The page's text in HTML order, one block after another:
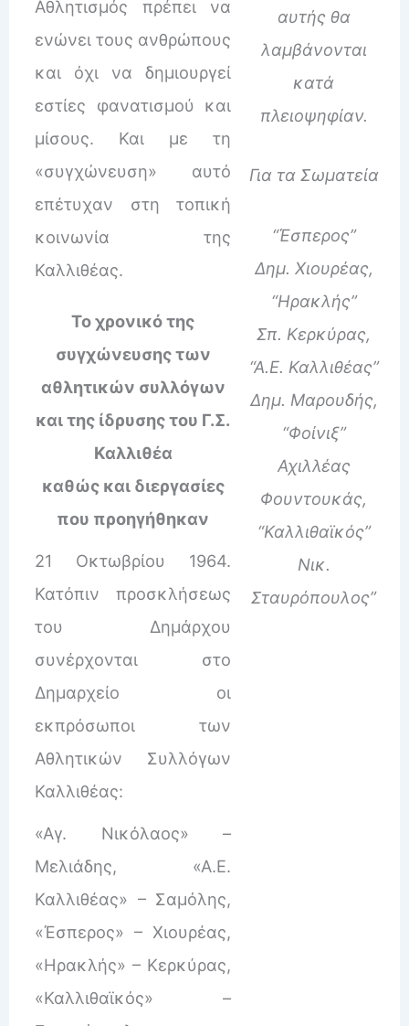
Αθλητισμός πρέπει να
ενώνει τους ανθρώπους
και όχι να δημιουργεί
εστίες φανατισμού και
μίσους. Και με τη
«συγχώνευση» αυτό
επέτυχαν στη τοπική
κοινωνία της
Καλλιθέας.
Το χρονικό της
συγχώνευσης των
αθλητικών συλλόγων
και της ίδρυσης του Γ.Σ.
Καλλιθέα
καθώς και διεργασίες
που προηγήθηκαν
21 Οκτωβρίου 1964.
Κατόπιν προσκλήσεως
του Δημάρχου
συνέρχονται στο
Δημαρχείο οι
εκπρόσωποι των
Αθλητικών Συλλόγων
Καλλιθέας:
«Αγ. Νικόλαος» –
Μελιάδης, «Α.Ε.
Καλλιθέας» – Σαμόλης,
«Έσπερος» – Χιουρέας,
«Ηρακλής» – Κερκύρας,
«Καλλιθαϊκός» –
αυτής θα
λαμβάνονται
κατά
πλειοψηφίαν.
Για τα Σωματεία
“Έσπερος”
Δημ. Χιουρέας,
“Ηρακλής”
Σπ. Κερκύρας,
“Α.Ε. Καλλιθέας”
Δημ. Μαρουδής,
“Φοίνιξ”
Αχιλλέας
Φουντουκάς,
“Καλλιθαϊκός”
Νικ.
Σταυρόπουλος”